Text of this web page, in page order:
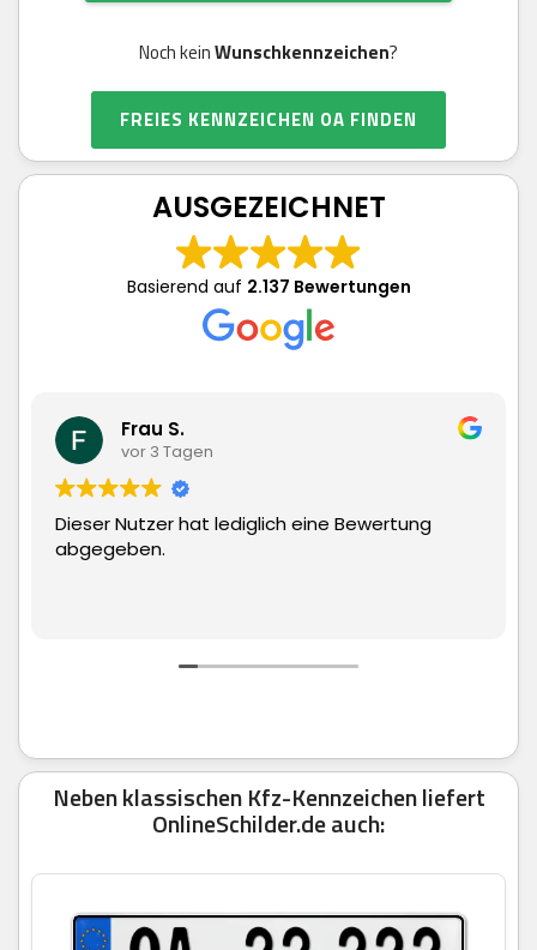
Noch keinWunschkennzeichen?
FREIES KENNZEICHEN OA FINDEN
AUSGEZEICHNET
Basierend auf 2.137 Bewertungen
eine Bewertung
Matthias Hauch
Superschnelle Lieferung
Neben klassischen Kfz-Kennzeichen liefert
OnlineSchilder.de auch: